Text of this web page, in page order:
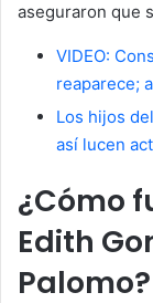
aseguraron que
VIDEO:
reaparece;
Los hijos
así lucen
¿Cómo
Edith
Palomo?